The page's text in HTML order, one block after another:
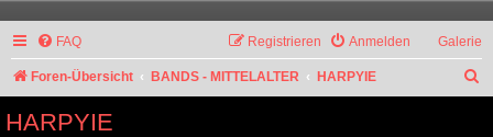
Galerie
FAQ Anmelden
Registrieren
Foren-Übersicht BANDS - MITTELALTER HARPYIE
HARPYIE